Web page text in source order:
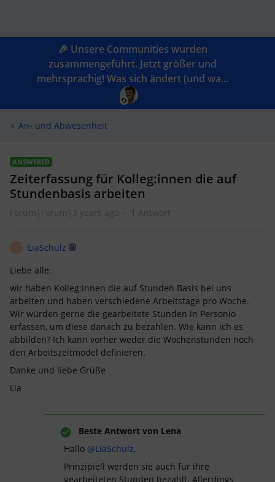
🎉 Unsere Communities wurden
zusammengeführt. Jetzt größer und
mehrsprachig! Was sich ändert (und wa...
An- und Abwesenheit
ANSWERED
Zeiterfassung für Kolleg:innen die auf
Stundenbasis arbeiten
Forum|Forum|3 years ago 1 Antwort
LiaSchulz
Liebe alle,
wir haben Kolleg:innen die auf Stunden Basis bei uns
arbeiten und haben verschiedene Arbeitstage pro Woche.
Wir würden gerne die gearbeitete Stunden in Personio
erfassen, um diese danach zu bezahlen. Wie kann ich es
abbilden? Ich kann vorher weder die Wochenstunden noch
den Arbeitszeitmodel definieren.
Danke und liebe Grüße
Lia
Beste Antwort von Lena
Hallo @LiaSchulz,
Prinzipiell werden sie auch für ihre
gearbeiteten Stunden bezahlt. Allerdings